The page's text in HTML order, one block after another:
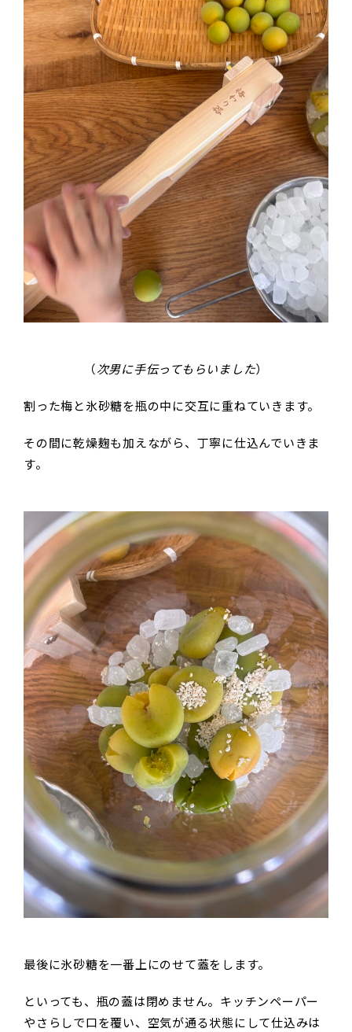
（次男に手伝ってもらいました）
割った梅と氷砂糖を瓶の中に交互に重ねていきます。
その間に乾燥麹も加えながら、丁寧に仕込んでいきま
す。
最後に氷砂糖を一番上にのせて蓋をします。
といっても、瓶の蓋は閉めません。キッチンペーパー
やさらしで口を覆い、空気が通る状態にして仕込みは